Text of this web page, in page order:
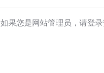
如果您是网站管理员，请登